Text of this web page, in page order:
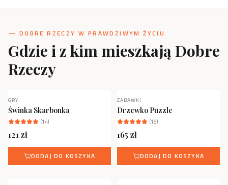
— DOBRE RZECZY W PRAWDZIWYM ŻYCIU
Gdzie i z kim mieszkają Dobre
Rzeczy
GRY
Świnka Skarbonka
(14)
121 zł
DODAJ DO KOSZYKA
ZABAWKI
Drzewko Puzzle
(16)
165 zł
DODAJ DO KOSZYKA